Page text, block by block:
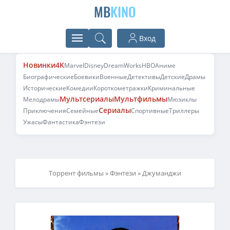
MBKINO
Вход
Новинки4KMarvelDisneyDreamWorksHBOАниме
БиографическиеБоевикиВоенныеДетективыДетскиеДрамы
ИсторическиеКомедииКороткометражкиКриминальные
МелодрамыМультсериалыМультфильмыМюзиклы
ПриключенияСемейныеСериалыСпортивныеТриллеры
УжасыФантастикаФэнтези
Торрент фильмы »Фэнтези » Джуманджи